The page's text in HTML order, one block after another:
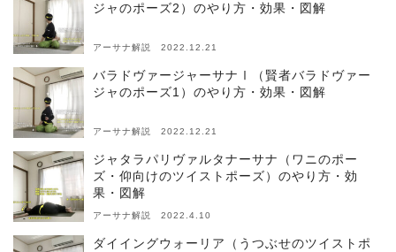
ジャのポーズ2）のやり方・効果・図解
アーサナ解説 2022.12.21
バラドヴァージャーサナⅠ（賢者バラドヴァー
ジャのポーズ1）のやり方・効果・図解
アーサナ解説 2022.12.21
ジャタラパリヴァルタナーサナ（ワニのポー
ズ・仰向けのツイストポーズ）のやり方・効
果・図解
アーサナ解説 2022.4.10
ダイイングウォーリア（うつぶせのツイストポ